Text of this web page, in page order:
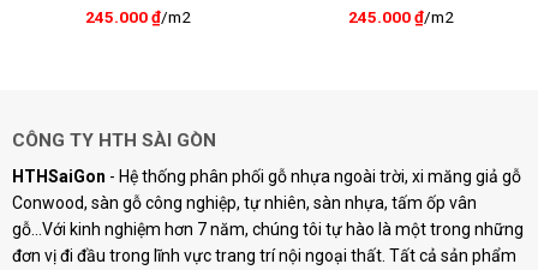
245.000₫/m2 245.000₫/m2
CÔNG TY HTH SÀI GÒN
HTHSaiGon - Hệ thống phân phối gỗ nhựa ngoài trời, xi măng giả gỗ
Conwood, sàn gỗ công nghiệp, tự nhiên, sàn nhựa, tấm ốp vân
gỗ...Với kinh nghiệm hơn 7 năm, chúng tôi tự hào là một trong những
đơn vị đi đầu trong lĩnh vực trang trí nội ngoại thất. Tất cả sản phẩm